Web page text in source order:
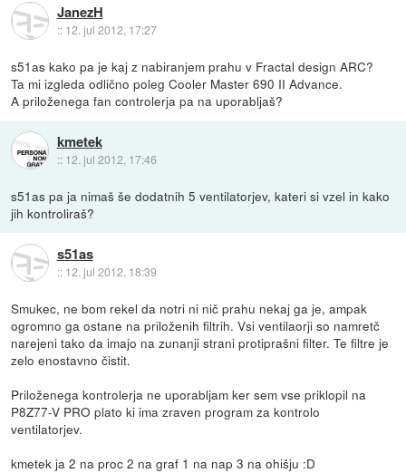
JanezH
:: 12. jul 2012, 17:27
s51as kako pa je kaj z nabiranjem prahu v Fractal design ARC?
Ta mi izgleda odlično poleg Cooler Master 690 II Advance.
A priloženega fan controlerja pa na uporabljaš?
kmetek
:: 12. jul 2012, 17:46
s51as pa ja nimaš še dodatnih 5 ventilatorjev, kateri si vzel in kako
jih kontroliraš?
s51as
:: 12. jul 2012, 18:39
Smukec, ne bom rekel da notri ni nič prahu nekaj ga je, ampak
ogromno ga ostane na priloženih filtrih. Vsi ventilaorji so namretč
narejeni tako da imajo na zunanji strani protiprašni filter. Te filtre je
zelo enostavno čistit.
Priloženega kontrolerja ne uporabljam ker sem vse priklopil na
P8Z77-V PRO plato ki ima zraven program za kontrolo
ventilatorjev.
kmetek ja 2 na proc 2 na graf 1 na nap 3 na ohišju :D